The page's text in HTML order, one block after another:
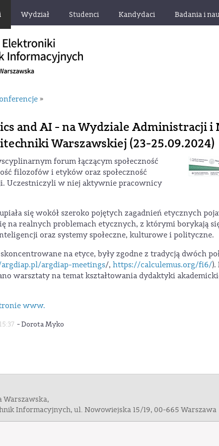
Wydział Studenci Kandydaci Badania i
»
and AI - na Wydziale Administracji i
Warszawskiej (23-25.09.2024)
forum łączącym społeczność
filozofów i etyków oraz społeczność
Uczestniczyli w niej aktywnie pracownicy
się wokół szeroko pojętych zagadnień etycznych
na realnych problemach etycznych, z którymi borykają
oraz systemy społeczne, kulturowe i polityczne.
na etyce, były zgodne z tradycją dwóch
argdiap-meetings/, https://calculemus.org/fi6/).
warsztaty na temat kształtowania dydaktyki
www.
-Dorota Myko
Warszawska,
Informacyjnych, ul. Nowowiejska 15/19, 00-665 Warszawa